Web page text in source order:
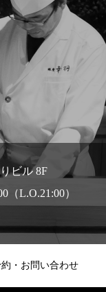
ビル 8F
（L.O.21:00）
約・お問い合わせ